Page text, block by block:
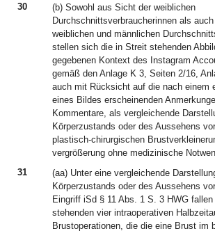
30
(b) Sowohl aus Sicht der weiblichen
Durchschnittsverbraucherinnen als
weiblichen und männlichen
stellen sich die in Streit stehenden
gegebenen Kontext des Instagram
gemäß den Anlage K 3, Seiten 2/16,
auch mit Rücksicht auf die nach einem
eines Bildes erscheinenden
Kommentare, als vergleichende
Körperzustands oder des Aussehens
plastisch-chirurgischen
vergrößerung ohne medizinische
31
(aa) Unter eine vergleichende
Körperzustands oder des Aussehens
Eingriff iSd § 11 Abs. 1 S. 3 HWG
stehenden vier intraoperativen
Brustoperationen, die die eine Brust im